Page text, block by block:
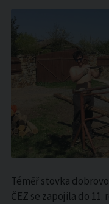
Téměř stovka
ČEZ se zapojila do